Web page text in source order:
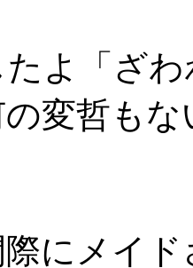
よ「ざ
の変哲も
にメイ